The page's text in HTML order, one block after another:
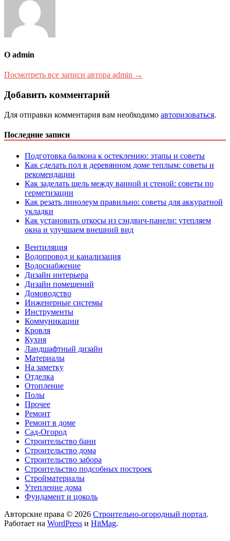
О admin
Посмотреть все записи автора admin →
Добавить комментарий
Для отправки комментария вам необходимо авторизоваться.
Последние записи
Подготовка балкона к остеклению: этапы и советы
Как сделать пол в деревянном доме теплым: советы и
рекомендации
Как заделать щель между ванной и стеной: советы по
герметизации
Как резать линолеум правильно: советы для аккуратной
укладки
Как установить откосы из сэндвич-панели: утепляем
окна и улучшаем внешний вид
Вентиляция
Водопровод и канализация
Водоснабжение
Дизайн интерьера
Дизайн помещений
Домоводство
Инженерные системы
Инструменты
Коммуникации
Кровля
Кухня
Ландшафтный дизайн
Материалы
На заметку
Отделка
Отопление
Полы
Прочее
Ремонт
Ремонт в доме
Сад-Огород
Строительство бани
Строительство дома
Строительство забора
Строительство подсобных построек
Стройматериалы
Утепление дома
Фундамент и цоколь
Авторские права © 2026 Строительно-огородный портал.
Работает на WordPress и HitMag.